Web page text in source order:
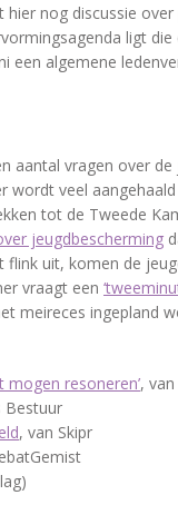
nog discussie
ligt
een algemene
aantal vragen over
wordt veel
tot de Tweede
jeugdbescherming
uit, komen de
vraagt een
meireces ingepland
mogen resoneren’,
Bestuur
, van Skipr